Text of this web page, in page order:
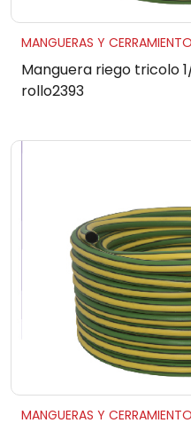
MANGUERAS Y
Manguera riego tricolo
rollo2393
MANGUERAS Y